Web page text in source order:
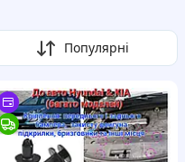
Популярні